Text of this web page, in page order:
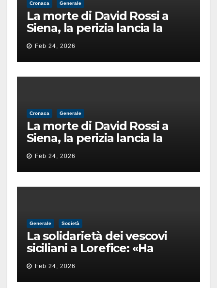
Cronaca Generale
La morte di David Rossi a
Siena, la perizia lancia la
pista di un’intimidazione
finita male
Feb 24, 2026
Cronaca Generale
La morte di David Rossi a
Siena, la perizia lancia la
pista di un’intimidazione
finita male
Feb 24, 2026
Generale Società
La solidarietà dei vescovi
siciliani a Lorefice: «Ha
difeso il valore e la dignità
dell’umanità»
Feb 24, 2026